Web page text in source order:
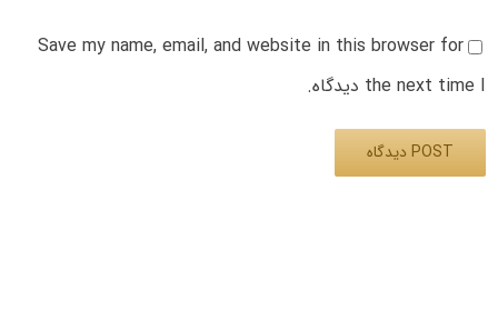
Save my name, email, and website in this browser for
the next time I دیدگاه.